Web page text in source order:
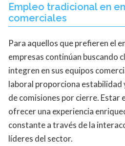
Empleo tradicional en
comerciales
Para aquellos que prefieren el
empresas continúan buscando
integren en sus equipos
laboral proporciona estabilidad
de comisiones por cierre. Estar
ofrecer una experiencia
constante a través de la
líderes del sector.